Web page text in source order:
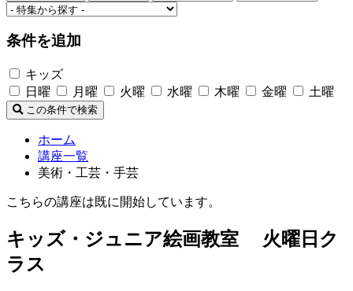
条件を追加
キッズ
日曜
月曜 火曜 水曜 木曜 金曜 土曜
この条件で検索
ホーム
講座一覧
美術・工芸・手芸
こちらの講座は既に開始しています。
キッズ・ジュニア絵画教室 火曜日ク
ラス